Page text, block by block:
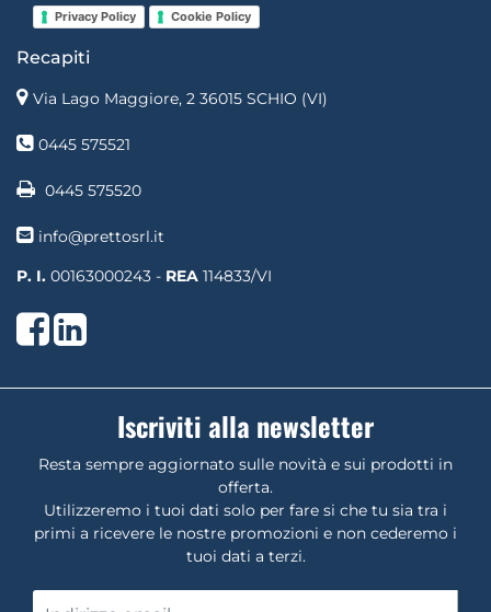
Privacy Policy Cookie Policy
Recapiti
Via Lago Maggiore, 2 36015 SCHIO (VI)
0445 575521
0445 575520
info@prettosrl.it
P. I. 00163000243 - REA 114833/VI
Facebook
LinkedIn
Iscriviti alla newsletter
Resta sempre aggiornato sulle novità e sui prodotti in
offerta.
Utilizzeremo i tuoi dati solo per fare si che tu sia tra i
primi a ricevere le nostre promozioni e non cederemo i
tuoi dati a terzi.